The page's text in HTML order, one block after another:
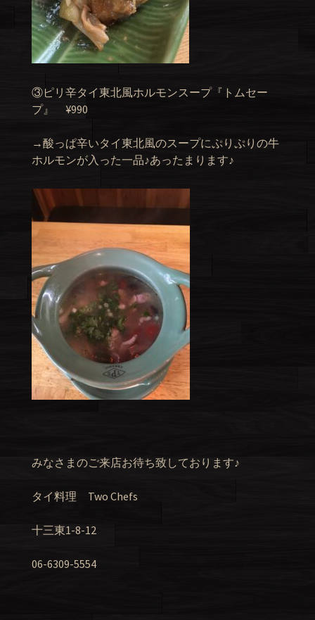
③ピリ辛タイ東北風ホルモンスープ『トムセー
プ』 ¥990
→酸っぱ辛いタイ東北風のスープにぷりぷりの牛
ホルモンが入った一品♪あったまります♪
みなさまのご来店お待ち致しております♪
タイ料理 Two Chefs
十三東1-8-12
06-6309-5554